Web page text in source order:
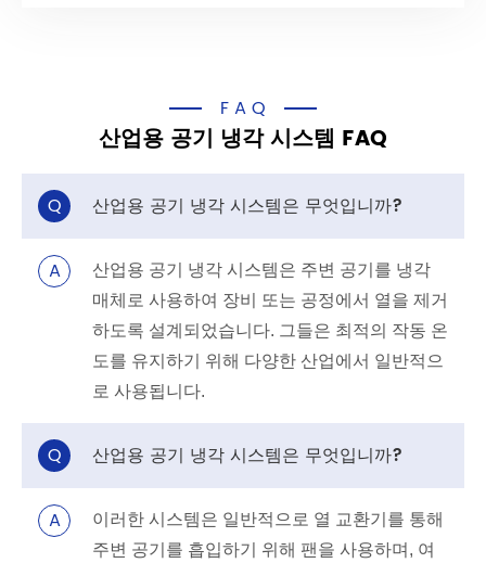
FAQ
산업용 공기 냉각 시스템 FAQ
Q 산업용 공기 냉각 시스템은 무엇입니까?
A
산업용 공기 냉각 시스템은 주변 공기를 냉각
매체로 사용하여 장비 또는 공정에서 열을 제거
하도록 설계되었습니다. 그들은 최적의 작동 온
도를 유지하기 위해 다양한 산업에서 일반적으
로 사용됩니다.
Q 산업용 공기 냉각 시스템은 무엇입니까?
A
이러한 시스템은 일반적으로 열 교환기를 통해
주변 공기를 흡입하기 위해 팬을 사용하며, 여